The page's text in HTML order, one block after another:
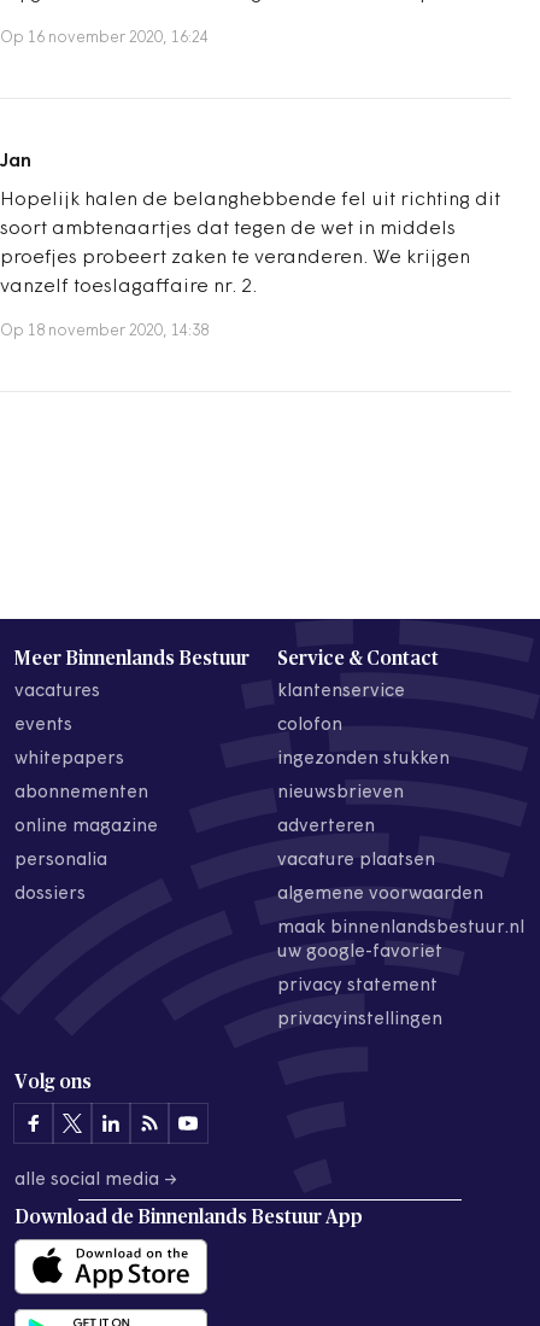
Op 16 november 2020, 16:24
Jan
Hopelijk halen de belanghebbende fel uit richting dit
soort ambtenaartjes dat tegen de wet in middels
proefjes probeert zaken te veranderen. We krijgen
vanzelf toeslagaffaire nr. 2.
Op 18 november 2020, 14:38
Meer Binnenlands Bestuur
vacatures
events
whitepapers
abonnementen
online magazine
personalia
dossiers
Service & Contact
klantenservice
colofon
ingezonden stukken
nieuwsbrieven
adverteren
vacature plaatsen
algemene voorwaarden
maak binnenlandsbestuur.nl
uw google-favoriet
privacy statement
privacyinstellingen
Volg ons
alle social media →
Download de Binnenlands Bestuur App